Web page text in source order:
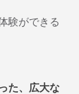
験ができる
た、広大な